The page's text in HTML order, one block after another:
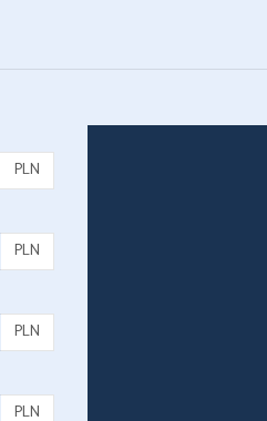
PLN
PLN
PLN
PLN